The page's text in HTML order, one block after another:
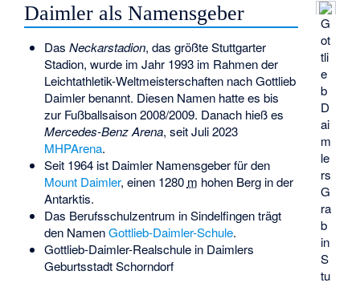
G
ot
tli
e
b
D
ai
m
le
rs
G
ra
b
in
S
tu
Daimler als Namensgeber
Das Neckarstadion, das größte Stuttgarter
Stadion, wurde im Jahr 1993 im Rahmen der
Leichtathletik-Weltmeisterschaften nach Gottlieb
Daimler benannt. Diesen Namen hatte es bis
zur Fußballsaison 2008/2009. Danach hieß es
Mercedes-Benz Arena, seit Juli 2023
MHPArena.
Seit 1964 ist Daimler Namensgeber für den
Mount Daimler, einen 1280 m hohen Berg in der
Antarktis.
Das Berufsschulzentrum in Sindelfingen trägt
den NamenGottlieb-Daimler-Schule.
Gottlieb-Daimler-Realschule in Daimlers
Geburtsstadt Schorndorf